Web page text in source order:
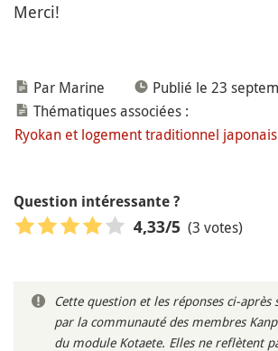
Merci!
Par Marine
Publié le 23
Thématiques associées :
Ryokan et logement traditionnel japonais
Question intéressante ?
4,33/5 (3 votes)
Cette question et les réponses ci-après
par la communauté des membres
du module Kotaete. Elles ne reflètent